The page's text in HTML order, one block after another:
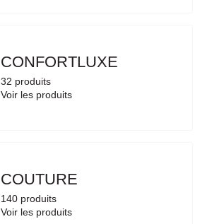
CONFORTLUXE
32 produits
Voir les produits
COUTURE
140 produits
Voir les produits